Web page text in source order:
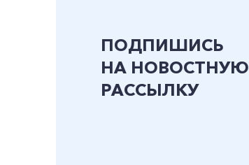
ПОДПИШИСЬ
НА НОВОСТНУЮ
РАССЫЛКУ